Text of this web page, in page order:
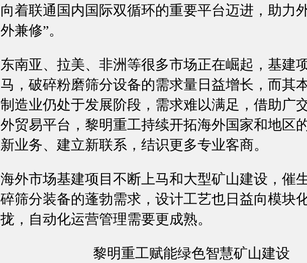
向着联通国内国际双循环的重要平台迈进，助力
外兼修”。
东南亚、拉美、非洲等很多市场正在崛起，基建
马，破碎粉磨筛分设备的需求量日益增长，而其
制造业仍处于发展阶段，需求难以满足，借助广
外贸易平台，黎明重工持续开拓海外国家和地区
新业务、建立新联系，结识更多专业客商。
海外市场基建项目不断上马和大型矿山建设，催
碎筛分装备的蓬勃需求，设计工艺也日益向模块
拢，自动化运营管理需要更成熟。
黎明重工赋能绿色智慧矿山建设